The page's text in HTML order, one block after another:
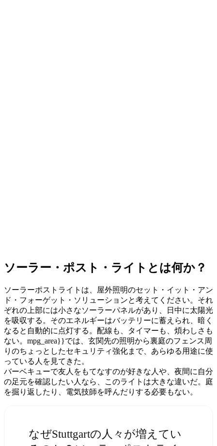
ソーラー・ポスト・ライトとは何か？
ソーラーポストライトは、屋外照明のセット・イット・アン
ド・フォーゲット・ソリューションと考えてください。それ
ぞれの上部には小さなソーラーパネルがあり、日中に太陽光
を吸収する。そのエネルギーはバッテリーに蓄えられ、暗く
なると自動的に点灯する。配線も、タイマーも、煩わしさも
ない。mpg_area}}では、玄関先の照明から裏庭のフェンス周
りのちょっとしたセキュリティ強化まで、あらゆる用途に使
っている人を見てきた。
バーベキューで友人をもてなすのが好きな人や、夜間に自分
の足元を確認したい人なら、このライトは大きな違いだ。庭
を掘り返したり、電気技師を呼んだりする必要もない。
なぜStuttgartの人々が増えてい